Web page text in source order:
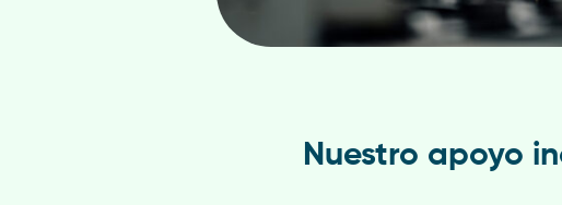
Nuestro apoyo